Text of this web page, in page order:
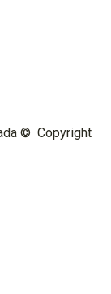
© Copyright